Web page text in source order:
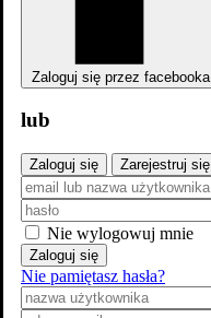
Zaloguj się przez facebooka
lub
Zaloguj się Zarejestruj się
Nie wylogowuj mnie
Zaloguj się
Nie pamiętasz hasła?